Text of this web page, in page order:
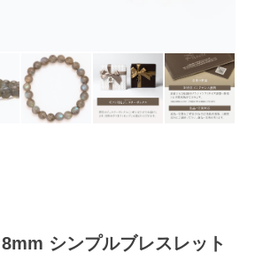
シンプルブレスレット